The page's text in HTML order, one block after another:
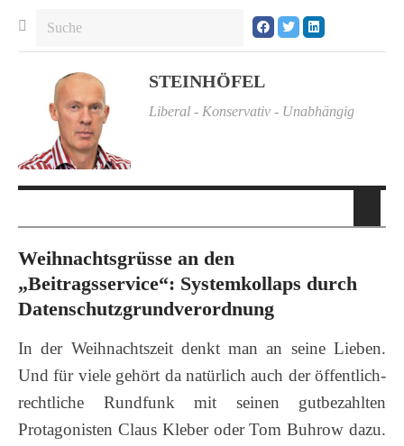
STEINHÖFEL
Liberal - Konservativ - Unabhängig
Weihnachtsgrüsse an den
„Beitragsservice“: Systemkollaps durch
Datenschutzgrundverordnung
In der Weihnachtszeit denkt man an seine Lieben.
Und für viele gehört da natürlich auch der öffentlich-
rechtliche Rundfunk mit seinen gutbezahlten
Protagonisten Claus Kleber oder Tom Buhrow dazu.